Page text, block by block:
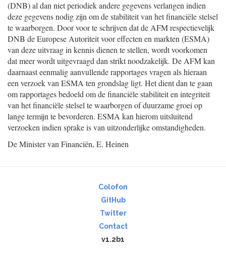
(DNB) al dan niet periodiek andere gegevens verlangen indien
deze gegevens nodig zijn om de stabiliteit van het financiële stelsel
te waarborgen. Door voor te schrijven dat de AFM respectievelijk
DNB de Europese Autoriteit voor effecten en markten (ESMA)
van deze uitvraag in kennis dienen te stellen, wordt voorkomen
dat meer wordt uitgevraagd dan strikt noodzakelijk. De AFM kan
daarnaast eenmalig aanvullende rapportages vragen als hieraan
een verzoek van ESMA ten grondslag ligt. Het dient dan te gaan
om rapportages bedoeld om de financiële stabiliteit en integriteit
van het financiële stelsel te waarborgen of duurzame groei op
lange termijn te bevorderen. ESMA kan hierom uitsluitend
verzoeken indien sprake is van uitzonderlijke omstandigheden.
De Minister van Financiën, E. Heinen
Colofon
GitHub
Twitter
Contact
v1.2b1